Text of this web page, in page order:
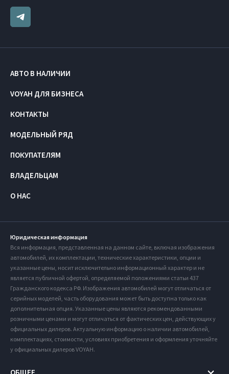
АВТО В НАЛИЧИИ
VOYAH ДЛЯ БИЗНЕСА
КОНТАКТЫ
МОДЕЛЬНЫЙ РЯД
ПОКУПАТЕЛЯМ
ВЛАДЕЛЬЦАМ
О НАС
Юридическая информация
Вся информация, представленная на данном сайте, включая изображения
автомобилей, их комплектации, технические характеристики, опции и
указанные цены, носит исключительно информационный характер и не
является публичной офертой, определяемой положениями статьи 437
Гражданского кодекса РФ. Изображения автомобилей могут отличаться от
серийных моделей, часть оборудования может быть доступна только как
дополнительная опция. Указанные цены являются рекомендованными
розничными ценами и могут отличаться от фактических цен, действующих у
официальных дилеров. Актуальную информацию о наличии автомобилей,
комплектациях, стоимости, условиях приобретения и оформления уточняйте
у официальных дилеров VOYAH.